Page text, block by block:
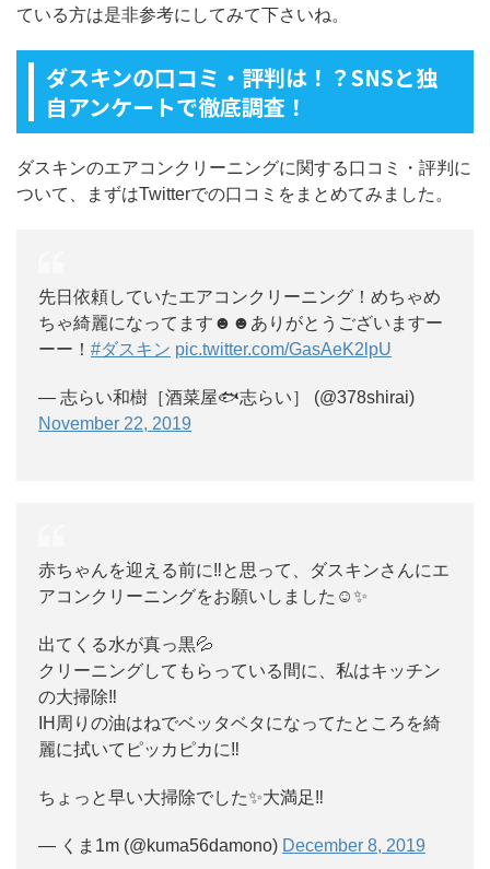
ている方は是非参考にしてみて下さいね。
ダスキンの口コミ・評判は！？SNSと独
自アンケートで徹底調査！
ダスキンのエアコンクリーニングに関する口コミ・評判に
ついて、まずはTwitterでの口コミをまとめてみました。
先日依頼していたエアコンクリーニング！めちゃめ
ちゃ綺麗になってます☻☻ありがとうございますー
ーー！ #ダスキン pic.twitter.com/GasAeK2lpU
— 志らい和樹［酒菜屋🐟志らい］ (@378shirai)
November 22, 2019
赤ちゃんを迎える前に‼️と思って、ダスキンさんにエ
アコンクリーニングをお願いしました☺️✨
出てくる水が真っ黒💦
クリーニングしてもらっている間に、私はキッチン
の大掃除‼️
IH周りの油はねでベッタベタになってたところを綺
麗に拭いてピッカピカに‼️
ちょっと早い大掃除でした✨大満足‼️
— くま1m (@kuma56damono) December 8, 2019